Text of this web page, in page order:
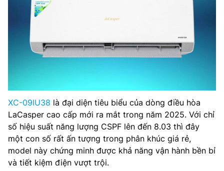
XC-09IU38 là đại diện tiêu biểu của dòng điều hòa
LaCasper cao cấp mới ra mắt trong năm 2025. Với chỉ
số hiệu suất năng lượng CSPF lên đến 8.03 thì đây
một con số rất ấn tượng trong phân khúc giá rẻ,
model này chứng minh được khả năng vận hành bền bỉ
và tiết kiệm điện vượt trội.